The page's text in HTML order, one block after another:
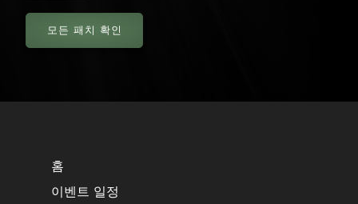
모든 패치 확인
홈
이벤트 일정